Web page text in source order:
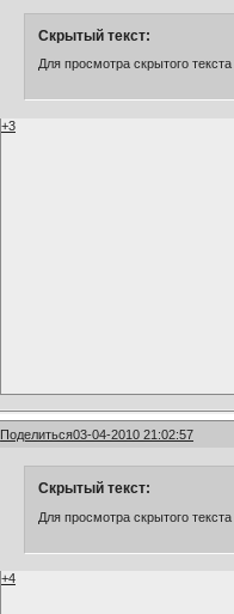
Скрытый текст:
Для просмотра скрытого
+3
Поделиться03-04-2010 21:02:57
Скрытый текст:
Для просмотра скрытого
+4